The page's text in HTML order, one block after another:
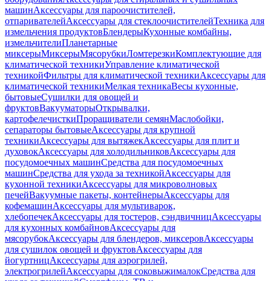
машинАксессуары для пароочистителей,
отпаривателейАксессуары для стеклоочистителейТехника для
измельчения продуктовБлендерыКухонные комбайны,
измельчителиПланетарные
миксерыМиксерыМясорубкиЛомтерезкиКомплектующие для
климатической техникиУправление климатической
техникойФильтры для климатической техникиАксессуары для
климатической техникиМелкая техникаВесы кухонные,
бытовыеСушилки для овощей и
фруктовВакууматорыОткрывалки,
картофелечисткиПроращиватели семянМаслобойки,
сепараторы бытовыеАксессуары для крупной
техникиАксессуары для вытяжекАксессуары для плит и
духовокАксессуары для холодильниковАксессуары для
посудомоечных машинСредства для посудомоечных
машинСредства для ухода за техникойАксессуары для
кухонной техникиАксессуары для микроволновых
печейВакуумные пакеты, контейнерыАксессуары для
кофемашинАксессуары для мультиварок,
хлебопечекАксессуары для тостеров, сэндвичницАксессуары
для кухонных комбайновАксессуары для
мясорубокАксессуары для блендеров, миксеровАксессуары
для сушилок овощей и фруктовАксессуары для
йогуртницАксессуары для аэрогрилей,
электрогрилейАксессуары для соковыжималокСредства для